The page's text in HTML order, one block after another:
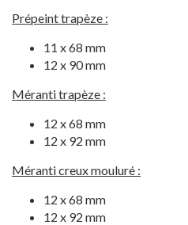
Prépeint trapèze :
11 x 68 mm
12 x 90 mm
Méranti trapèze :
12 x 68 mm
12 x 92 mm
Méranti creux mouluré :
12 x 68 mm
12 x 92 mm